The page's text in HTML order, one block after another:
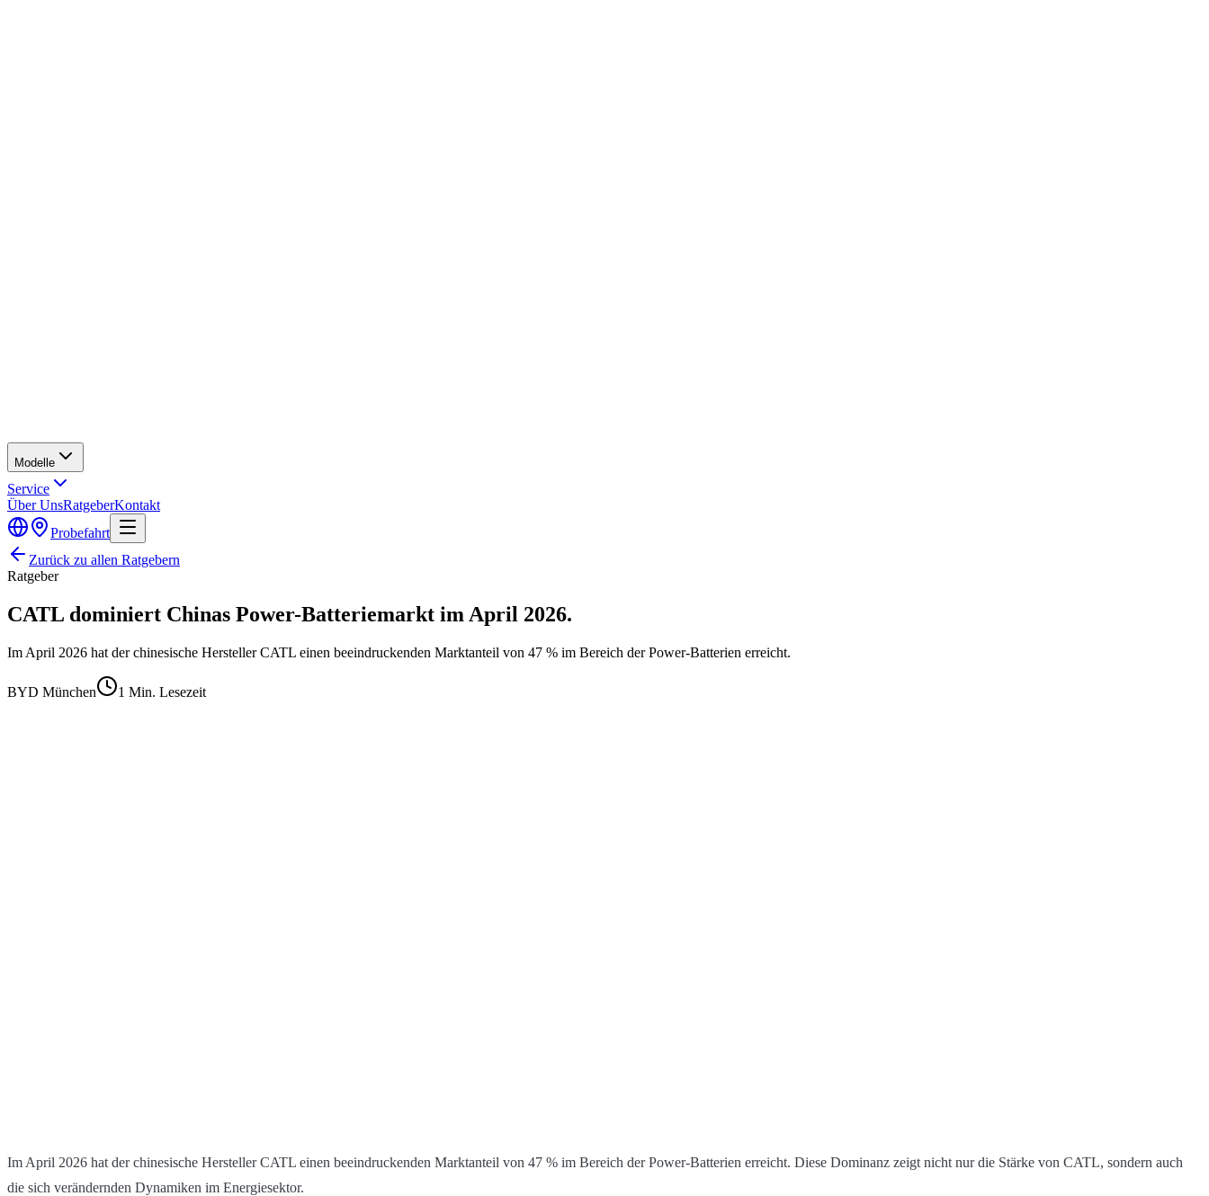
Modelle
Service
Über UnsRatgeberKontakt
Probefahrt
Zurück zu allen Ratgebern
Ratgeber
CATL dominiert Chinas Power-Batteriemarkt im April 2026.
Im April 2026 hat der chinesische Hersteller CATL einen beeindruckenden Marktanteil von 47 % im Bereich der Power-Batterien erreicht.
BYD München 1 Min. Lesezeit
Im April 2026 hat der chinesische Hersteller CATL einen beeindruckenden Marktanteil von 47 % im Bereich der Power-Batterien erreicht. Diese Dominanz zeigt nicht nur die Stärke von CATL, sondern auch
die sich verändernden Dynamiken im Energiesektor.